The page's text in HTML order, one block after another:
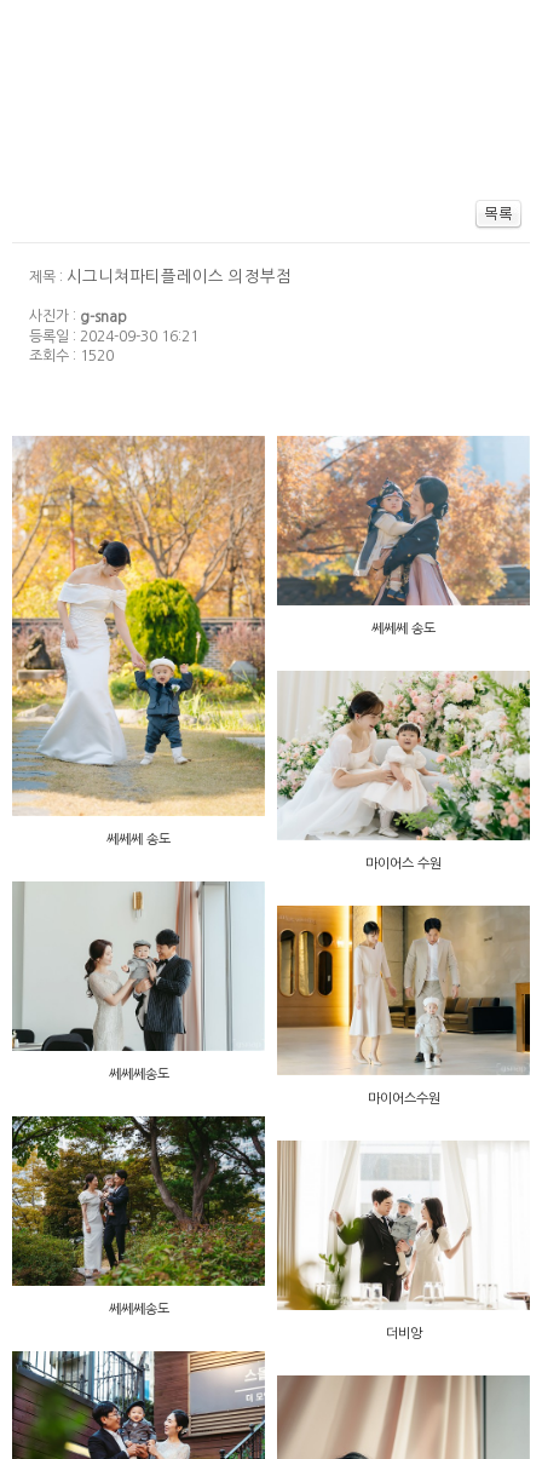
제목 : 시그니쳐파티플레이스 의정부점
사진가 : g-snap
등록일 : 2024-09-30 16:21
조회수 : 1520
쎄쎄쎄 송도
쎄쎄쎄 송도
마이어스 수원
쎄쎄쎄송도
마이어스수원
쎄쎄쎄송도
더비앙